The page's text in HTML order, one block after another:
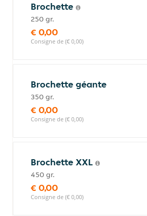
Brochette
250 gr.
€ 0,00
Consigne de (€ 0,00)
Brochette géante
350 gr.
€ 0,00
Consigne de (€ 0,00)
Brochette XXL
450 gr.
€ 0,00
Consigne de (€ 0,00)